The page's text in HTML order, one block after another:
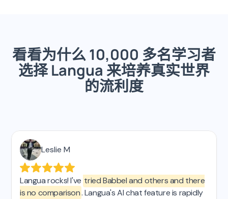
看看为什么 10,000 多名学习者
选择 Langua 来培养真实世界
的流利度
Leslie M
Langua rocks! I've tried Babbel and others and there
is no comparison. Langua's AI chat feature is rapidly